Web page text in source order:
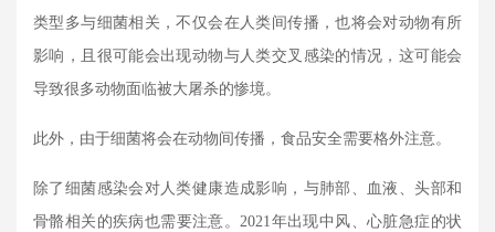
类型多与细菌相关，不仅会在人类间传播，也将会对动物有所
影响，且很可能会出现动物与人类交叉感染的情况，这可能会
导致很多动物面临被大屠杀的惨境。
此外，由于细菌将会在动物间传播，食品安全需要格外注意。
除了细菌感染会对人类健康造成影响，与肺部、血液、头部和
骨骼相关的疾病也需要注意。2021年出现中风、心脏急症的状